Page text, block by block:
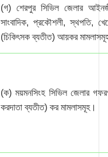
(গ) শেরপুর সিভিল জেলার
সাংবাদিক, প্রকৌশলী, স্থপতি,
(চিকিৎসক ব্যতীত) আয়কর
(ক) ময়মনসিংহ সিভিল জেলার
করদাতা ব্যতীত) কর মামলাসমূহ।